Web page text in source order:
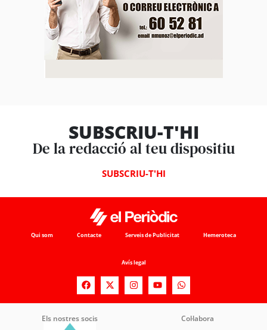
SUBSCRIU-T'HI
De la redacció al teu dispositiu
SUBSCRIU-T'HI
Qui som Contacte Serveis de Publicitat Hemeroteca
Avís legal
Els nostres socis Col·labora